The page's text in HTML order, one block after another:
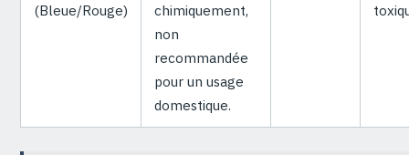
(Bleue/Rouge)
chimiquement,
non
recommandée
pour un usage
domestique.